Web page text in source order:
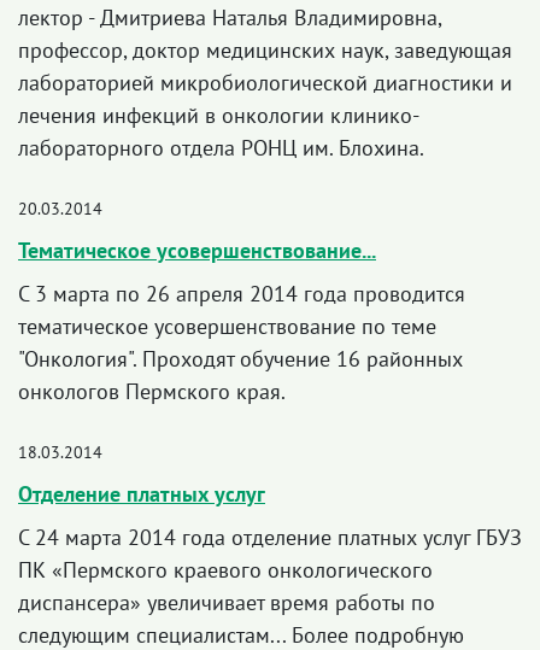
лектор - Дмитриева Наталья Владимировна,
профессор, доктор медицинских наук, заведующая
лабораторией микробиологической диагностики и
лечения инфекций в онкологии клинико-
лабораторного отдела РОНЦ им. Блохина.
20.03.2014
Тематическое усовершенствование...
С 3 марта по 26 апреля 2014 года проводится
тематическое усовершенствование по теме
"Онкология". Проходят обучение 16 районных
онкологов Пермского края.
18.03.2014
Отделение платных услуг
С 24 марта 2014 года отделение платных услуг ГБУЗ
ПК «Пермского краевого онкологического
диспансера» увеличивает время работы по
следующим специалистам... Более подробную